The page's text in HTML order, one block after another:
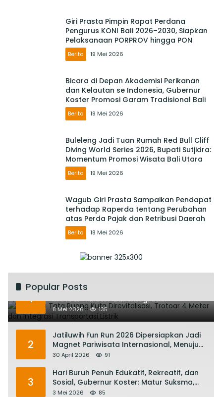
Giri Prasta Pimpin Rapat Perdana
Pengurus KONI Bali 2026–2030, Siapkan
Pelaksanaan PORPROV hingga PON
Berita 19 Mei 2026
Bicara di Depan Akademisi Perikanan
dan Kelautan se Indonesia, Gubernur
Koster Promosi Garam Tradisional Bali
Berita 19 Mei 2026
Buleleng Jadi Tuan Rumah Red Bull Cliff
Diving World Series 2026, Bupati Sutjidra:
Momentum Promosi Wisata Bali Utara
Berita 19 Mei 2026
Wagub Giri Prasta Sampaikan Pendapat
terhadap Raperda tentang Perubahan
atas Perda Pajak dan Retribusi Daerah
Berita 18 Mei 2026
Popular Posts
1
Rencana Tata Ruang Kuta Direvitalisasi,
Trotoar 4 Meter dan Integrasi
Transportasi Listrik
8 Mei 2026 135
2
Jatiluwih Fun Run 2026 Dipersiapkan Jadi
Magnet Pariwisata Internasional, Menuju
Satu Abad Pariwisata Bali
30 April 2026 91
3
Hari Buruh Penuh Edukatif, Rekreatif, dan
Sosial, Gubernur Koster: Matur Suksma,
Keringat Pekerja Mesin Ekonomi Bali
3 Mei 2026 85